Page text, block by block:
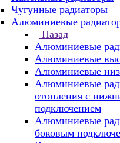
Чугунные радиаторы
Алюминиевые
Назад
Алюминиевые
Алюминиевые
Алюминиевые
Алюминиевые
отопления с
подключением
Алюминиевые
боковым